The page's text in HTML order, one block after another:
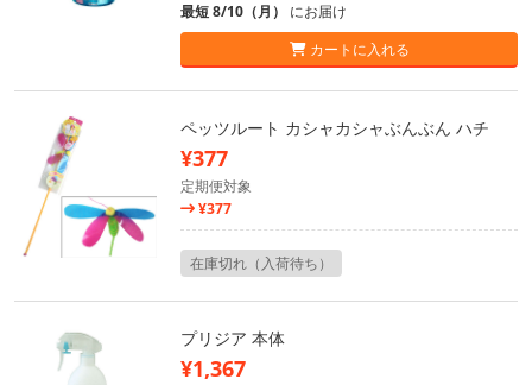
最短 8/10（月） にお届け
カートに入れる
ペッツルート カシャカシャぶんぶん ハチ
¥377
定期便対象
¥377
在庫切れ（入荷待ち）
プリジア 本体
¥1,367